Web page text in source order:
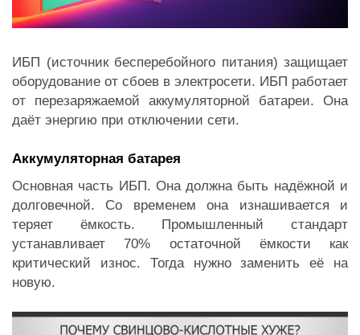
ИБП (источник бесперебойного питания) защищает
оборудование от сбоев в электросети. ИБП работает
от перезаряжаемой аккумуляторной батареи. Она
даёт энергию при отключении сети.
Аккумуляторная батарея
Основная часть ИБП. Она должна быть надёжной и
долговечной. Со временем она изнашивается и
теряет ёмкость. Промышленный стандарт
устанавливает 70% остаточной ёмкости как
критический износ. Тогда нужно заменить её на
новую.